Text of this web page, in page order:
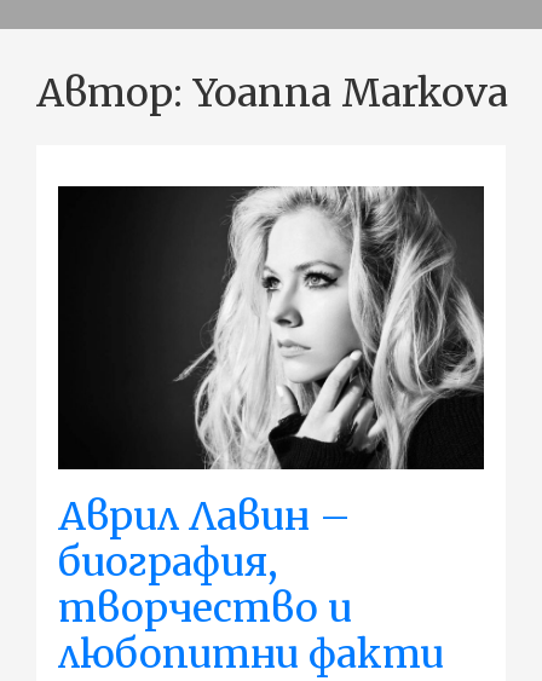
Автор: Yoanna Markova
Аврил Лавин –
биография,
творчество и
любопитни факти